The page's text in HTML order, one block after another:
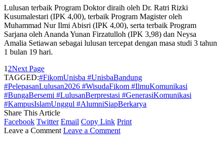
Lulusan terbaik Program Doktor diraih oleh Dr. Ratri Rizki
Kusumalestari (IPK 4,00), terbaik Program Magister oleh
Muhammad Nur Ilmi Abisri (IPK 4,00), serta terbaik Program
Sarjana oleh Ananda Yunan Firzatulloh (IPK 3,98) dan Neysa
Amalia Setiawan sebagai lulusan tercepat dengan masa studi 3 tahun
1 bulan 19 hari.
1 2Next Page
TAGGED:#FikomUnisba #UnisbaBandung
#PelepasanLulusan2026 #WisudaFikom #IlmuKomunikasi
#BungaBersemi #LulusanBerprestasi #GenerasiKomunikasi
#KampusIslamUnggul #AlumniSiapBerkarya
Share This Article
Facebook Twitter Email Copy Link Print
Leave a Comment Leave a Comment